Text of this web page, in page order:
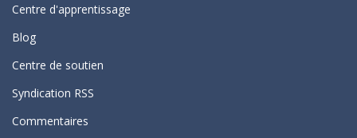
Centre d'apprentissage
Blog
Centre de soutien
Syndication RSS
Commentaires